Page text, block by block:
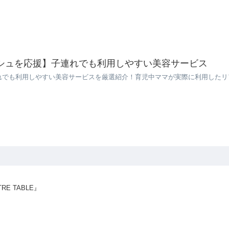
ュを応援】子連れでも利用しやすい美容サービス
も利用しやすい美容サービスを厳選紹介！育児中ママが実際に利用した
TABLE』